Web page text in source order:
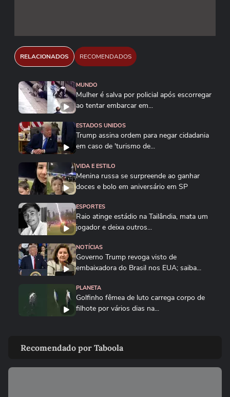
RELACIONADOS RECOMENDADOS
MUNDO
Mulher é salva por policial após escorregar
ao tentar embarcar em...
ESTADOS UNIDOS
Trump assina ordem para negar cidadania
em caso de 'turismo de...
VIDA E ESTILO
Menina russa se surpreende ao ganhar
doces e bolo em aniversário em SP
ESPORTES
Raio atinge estádio na Tailândia, mata um
jogador e deixa outros...
NOTÍCIAS
Governo Trump revoga visto de
embaixadora do Brasil nos EUA; saiba...
PLANETA
Golfinho fêmea de luto carrega corpo de
filhote por vários dias na...
explode e lança homem contra...
FUTEBOL
Recomendado por Taboola